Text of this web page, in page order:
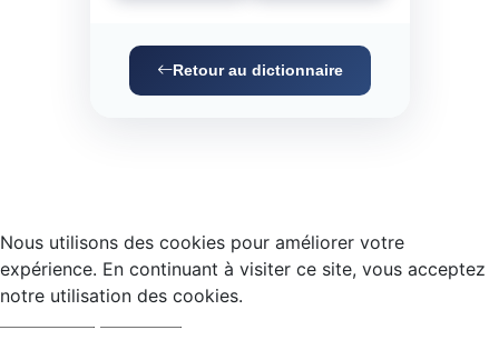
Retour au dictionnaire
Nous utilisons des cookies pour améliorer votre
expérience. En continuant à visiter ce site, vous acceptez
notre utilisation des cookies.